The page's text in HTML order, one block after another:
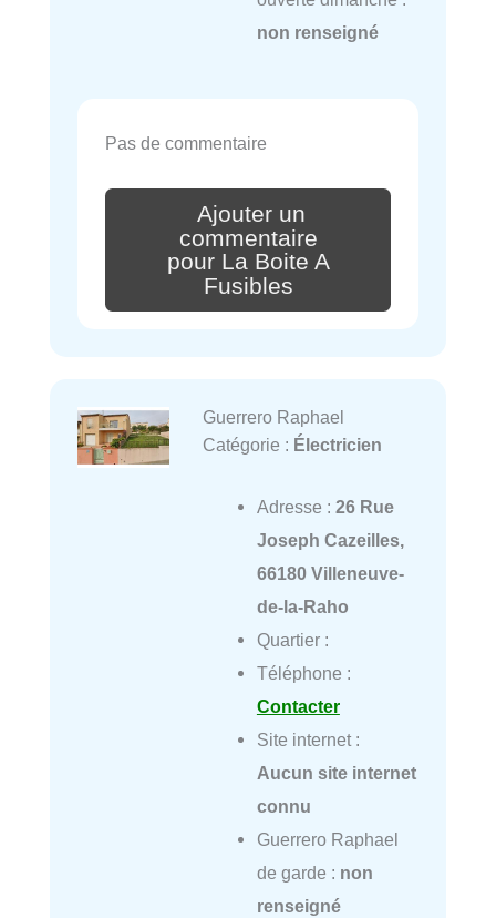
non renseigné
Pas de commentaire
Ajouter un
commentaire
pour La Boite A
Fusibles
Guerrero Raphael
Catégorie : Électricien
Adresse : 26 Rue
Joseph Cazeilles,
66180 Villeneuve-
de-la-Raho
Quartier :
Téléphone :
Contacter
Site internet :
Aucun site internet
connu
Guerrero Raphael
de garde : non
renseigné